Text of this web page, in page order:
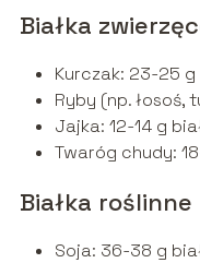
Białka
Kurczak: 23-25 g
Ryby (np. łosoś,
Jajka: 12-14 g
Twaróg chudy:
Białka roślinne
Soja: 36-38 g